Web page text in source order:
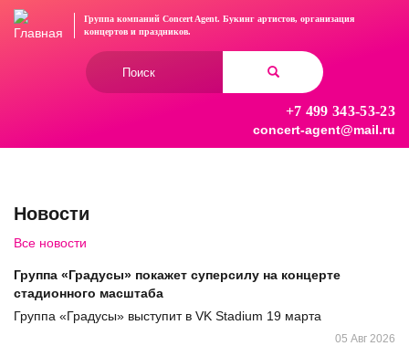
Перейти
Группа компаний Concert Agent. Букинг артистов, организация
концертови праздников.
+7 499 343-53-23
concert-agent@mail.ru
Новости
Все новости
Группа «Градусы» покажет суперсилу на концерте
стадионного масштаба
Группа «Градусы» выступит в VK Stadium 19 марта
05 Авг 2026